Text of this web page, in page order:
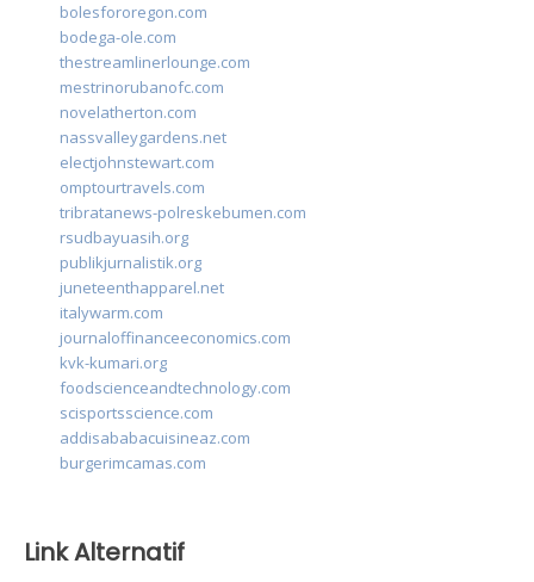
bolesfororegon.com
bodega-ole.com
thestreamlinerlounge.com
mestrinorubanofc.com
novelatherton.com
nassvalleygardens.net
electjohnstewart.com
omptourtravels.com
tribratanews-polreskebumen.com
rsudbayuasih.org
publikjurnalistik.org
juneteenthapparel.net
italywarm.com
journaloffinanceeconomics.com
kvk-kumari.org
foodscienceandtechnology.com
scisportsscience.com
addisababacuisineaz.com
burgerimcamas.com
Link Alternatif